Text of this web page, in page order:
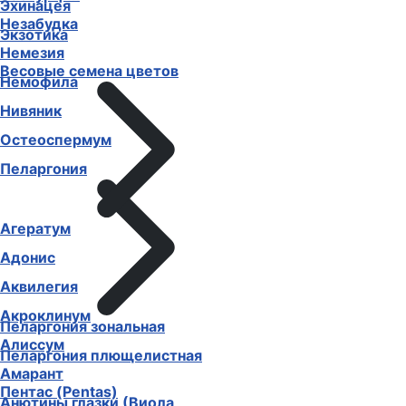
Незабудка
Немезия
Немофила
Нивяник
Остеоспермум
Пеларгония
Пеларгония зональная
Пеларгония плющелистная
Пентас (Pentas)
Эхинацея
Экзотика
Весовые семена цветов
Агератум
Адонис
Аквилегия
Акроклинум
Алиссум
Амарант
Анютины глазки (Виола